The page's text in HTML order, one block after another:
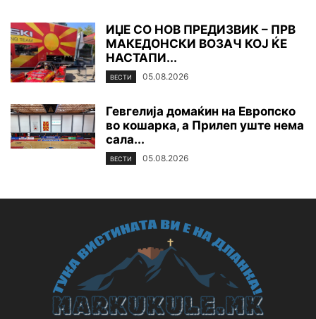
ИЏЕ СО НОВ ПРЕДИЗВИК – ПРВ
МАКЕДОНСКИ ВОЗАЧ КОЈ ЌЕ
НАСТАПИ...
ВЕСТИ 05.08.2026
Гевгелија домаќин на Европско
во кошарка, а Прилеп уште нема
сала...
ВЕСТИ 05.08.2026